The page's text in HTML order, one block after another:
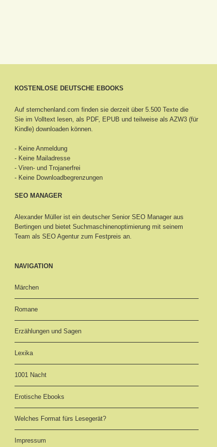
KOSTENLOSE DEUTSCHE EBOOKS
Auf sternchenland.com finden sie derzeit über 5.500 Texte die
Sie im Volltext lesen, als PDF, EPUB und teilweise als AZW3 (für
Kindle) downloaden können.
- Keine Anmeldung
- Keine Mailadresse
- Viren- und Trojanerfrei
- Keine Downloadbegrenzungen
SEO MANAGER
Alexander Müller ist ein deutscher Senior SEO Manager aus
Bertingen und bietet Suchmaschinenoptimierung mit seinem
Team als SEO Agentur zum Festpreis an.
NAVIGATION
Märchen
Romane
Erzählungen und Sagen
Lexika
1001 Nacht
Erotische Ebooks
Welches Format fürs Lesegerät?
Impressum